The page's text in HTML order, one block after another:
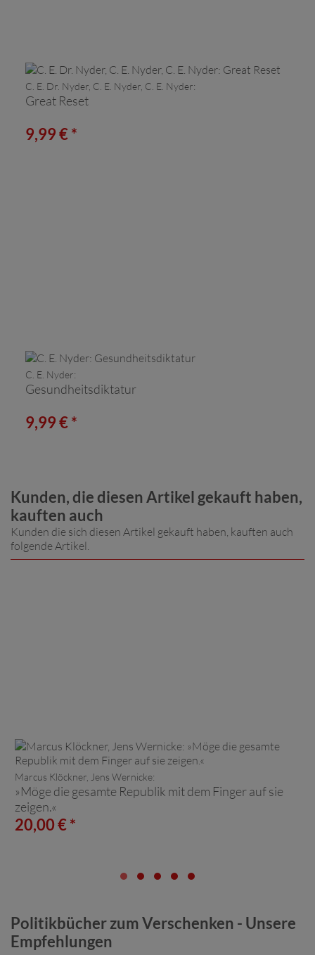
C. E. Dr. Nyder, C. E. Nyder, C. E. Nyder:
Great Reset
9,99 € *
C. E. Nyder:
Gesundheitsdiktatur
9,99 € *
Kunden, die diesen Artikel gekauft haben,
kauften auch
Kunden die sich diesen Artikel gekauft haben, kauften auch
folgende Artikel.
Marcus Klöckner, Jens Wernicke:
»Möge die gesamte Republik mit dem Finger auf sie
zeigen.«
20,00 € *
Politikbücher zum Verschenken - Unsere
Empfehlungen